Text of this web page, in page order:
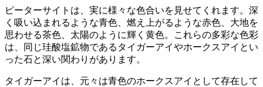
ピーターサイトは、実に様々な色合いを見せてくれます。 深
く吸い込まれるような青色、燃え上がるような赤色、大地を
思わせる茶色、太陽のように輝く黄色。これらの多彩な色彩
は、同じ珪酸塩鉱物であるタイガーアイやホークスアイとい
った石と深い関わりがあります。
タイガーアイは、元々は青色のホークスアイとして存在して